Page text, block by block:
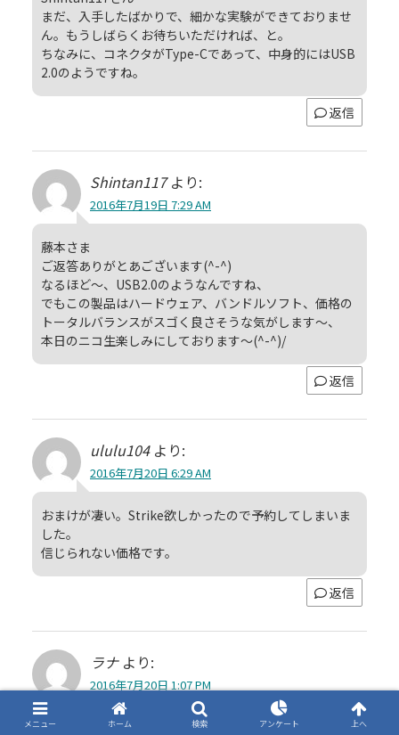
まだ、入手したばかりで、細かな実験ができておりませ
ん。もうしばらくお待ちいただければ、と。
ちなみに、コネクタがType-Cであって、中身的にはUSB
2.0のようですね。
返信
Shintan117 より:
2016年7月19日 7:29 AM
藤本さま
ご返答ありがとあございます(^-^)
なるほど～、USB2.0のようなんですね、
でもこの製品はハードウェア、バンドルソフト、価格の
トータルバランスがスゴく良さそうな気がします～、
本日のニコ生楽しみにしております～(^-^)/
返信
ululu104 より:
2016年7月20日 6:29 AM
おまけが凄い。Strike欲しかったので予約してしまいま
した。
信じられない価格です。
返信
ラナ より:
2016年7月20日 1:07 PM
これの最上位機種は、海外の初期のスペックシートに
メニュー ホーム 検索 アンケート 上へ